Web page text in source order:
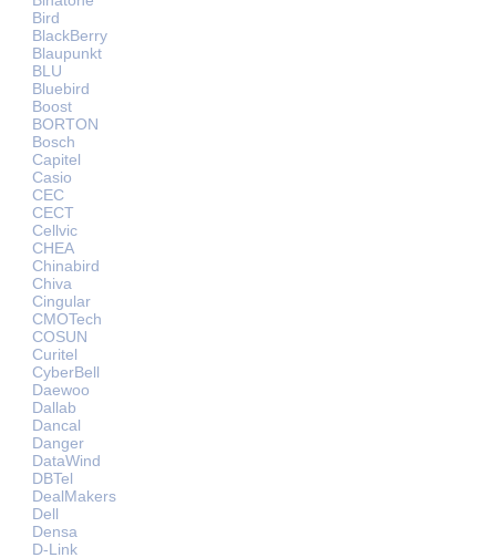
Bird
BlackBerry
Blaupunkt
BLU
Bluebird
Boost
BORTON
Bosch
Capitel
Casio
CEC
CECT
Cellvic
CHEA
Chinabird
Chiva
Cingular
CMOTech
COSUN
Curitel
CyberBell
Daewoo
Dallab
Dancal
Danger
DataWind
DBTel
DealMakers
Dell
Densa
D-Link